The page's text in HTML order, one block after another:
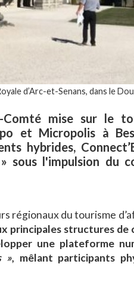
d’Arc-et-Senans, dans le
Comté mise sur le
et Micropolis à
hybrides,
sous l'impulsion du
régionaux du tourisme
principales structures de
une plateforme
», mêlant participants